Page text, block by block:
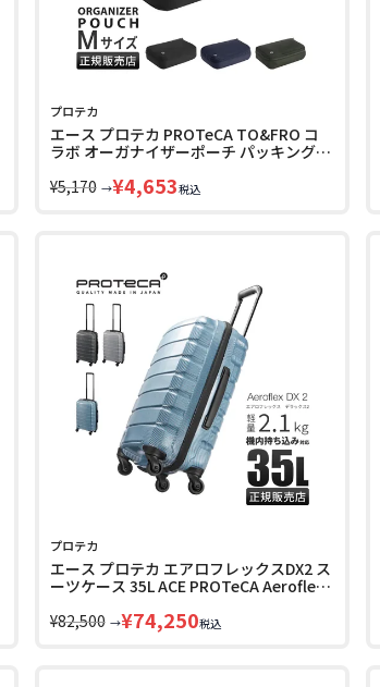
プロテカ
エース プロテカ PROTeCA TO&FRO コ
ラボ オーガナイザーポーチ パッキングバ
¥5,170 →¥4,653税込
プロテカ
エース プロテカ エアロフレックスDX2 ス
ーツケース 35L ACE PROTeCA Aeroflex
¥82,500 →¥74,250税込